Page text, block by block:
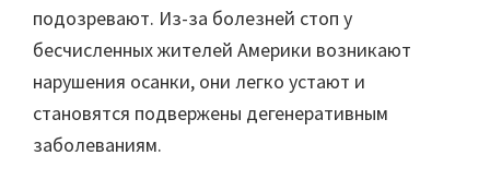
подозревают. Из-за болезней стоп у
бесчисленных жителей Америки возникают
нарушения осанки, они легко устают и
становятся подвержены дегенеративным
заболеваниям.